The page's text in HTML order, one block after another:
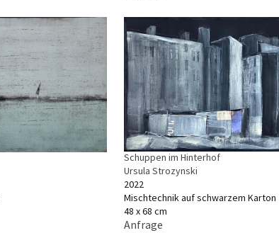
Schuppen im Hinterhof
Ursula Strozynski
2022
Mischtechnik auf schwarzem Karton
48 x 68 cm
Anfrage